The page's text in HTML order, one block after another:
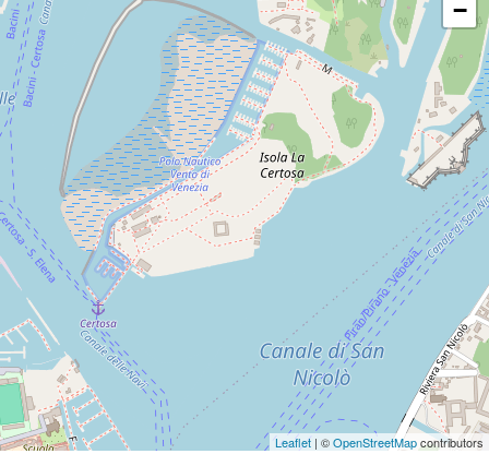
−
Leaflet | ©OpenStreetMapcontributors